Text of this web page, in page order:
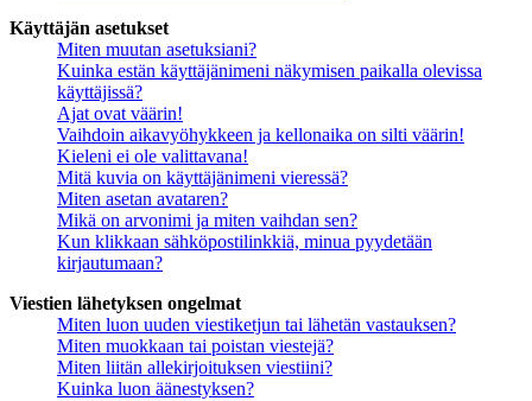
Käyttäjän asetukset
Miten muutan asetuksiani?
Kuinka estän käyttäjänimeni näkymisen paikalla olevissa
käyttäjissä?
Ajat ovat väärin!
Vaihdoin aikavyöhykkeen ja kellonaika on silti väärin!
Kieleni ei ole valittavana!
Mitä kuvia on käyttäjänimeni vieressä?
Miten asetan avataren?
Mikä on arvonimi ja miten vaihdan sen?
Kun klikkaan sähköpostilinkkiä, minua pyydetään
kirjautumaan?
Viestien lähetyksen ongelmat
Miten luon uuden viestiketjun tai lähetän vastauksen?
Miten muokkaan tai poistan viestejä?
Miten liitän allekirjoituksen viestiini?
Kuinka luon äänestyksen?